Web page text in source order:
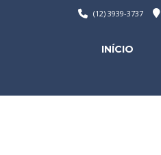
(12) 3939-3737
INÍCIO